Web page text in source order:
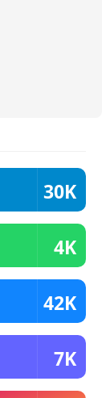
30K
4K
42K
7K